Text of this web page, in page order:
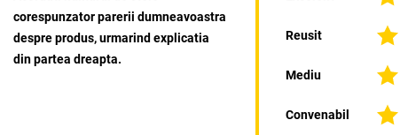
corespunzator parerii dumneavoastra
despre produs, urmarind explicatia
din partea dreapta.
Reusit
Mediu
Convenabil